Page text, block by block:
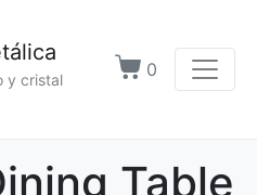
y cristal 0
Table